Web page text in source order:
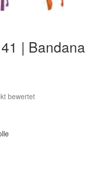
| Bandana
bewertet